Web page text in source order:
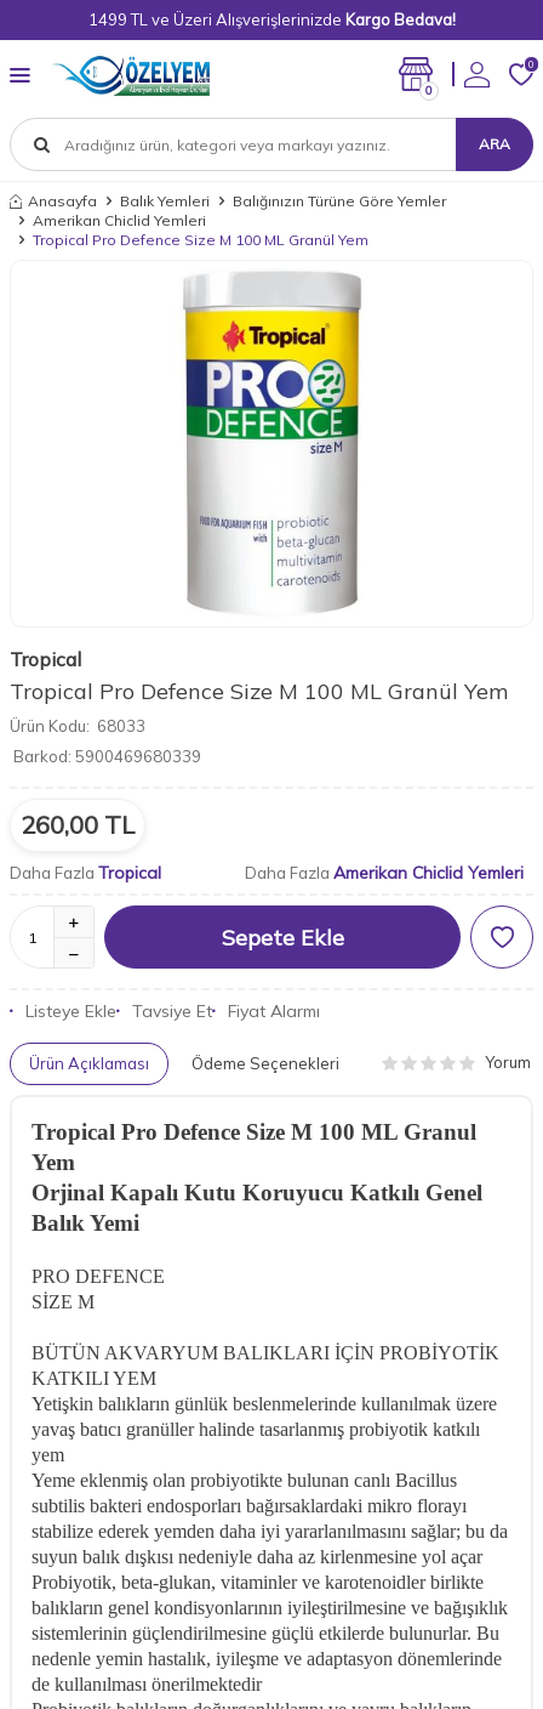
1499 TL ve Üzeri Alışverişlerinizde Kargo Bedava!
ARA
0
0
Anasayfa Balık Yemleri
Balığınızın Türüne Göre Yemler
Amerikan Chiclid Yemleri
Tropical Pro Defence Size M 100 ML Granül Yem
Tropical
Tropical Pro Defence Size M 100 ML Granül Yem
Ürün Kodu: 68033
Barkod: 5900469680339
260,00 TL
Daha Fazla Tropical Daha Fazla Amerikan Chiclid Yemleri
Sepete Ekle
Listeye Ekle Tavsiye Et Fiyat Alarmı
Ürün Açıklaması Ödeme Seçenekleri Yorum
​Tropical Pro Defence Size M 100 ML Granul
Yem
Orjinal Kapalı Kutu Koruyucu Katkılı Genel
Balık Yemi
PRO DEFENCE
SİZE M
BÜTÜN AKVARYUM BALIKLARI İÇİN PROBİYOTİK
KATKILI YEM
Yetişkin balıkların günlük beslenmelerinde kullanılmak üzere
yavaş batıcı granüller halinde tasarlanmış probiyotik katkılı
yem
Yeme eklenmiş olan probiyotikte bulunan canlı Bacillus
subtilis bakteri endosporları bağırsaklardaki mikro florayı
stabilize ederek yemden daha iyi yararlanılmasını sağlar; bu da
suyun balık dışkısı nedeniyle daha az kirlenmesine yol açar
Probiyotik, beta-glukan, vitaminler ve karotenoidler birlikte
balıkların genel kondisyonlarının iyileştirilmesine ve bağışıklık
sistemlerinin güçlendirilmesine güçlü etkilerde bulunurlar. Bu
nedenle yemin hastalık, iyileşme ve adaptasyon dönemlerinde
de kullanılması önerilmektedir